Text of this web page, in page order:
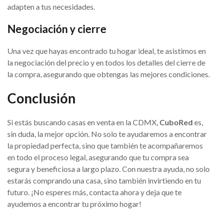
adapten a tus necesidades.
Negociación y cierre
Una vez que hayas encontrado tu hogar ideal, te asistimos en
la negociación del precio y en todos los detalles del cierre de
la compra, asegurando que obtengas las mejores condiciones.
Conclusión
Si estás buscando casas en venta en la CDMX, CuboRed es,
sin duda, la mejor opción. No solo te ayudaremos a encontrar
la propiedad perfecta, sino que también te acompañaremos
en todo el proceso legal, asegurando que tu compra sea
segura y beneficiosa a largo plazo. Con nuestra ayuda, no solo
estarás comprando una casa, sino también invirtiendo en tu
futuro. ¡No esperes más, contacta ahora y deja que te
ayudemos a encontrar tu próximo hogar!